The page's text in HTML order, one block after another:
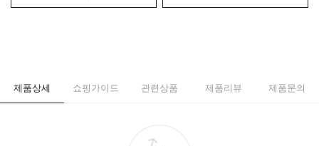
제품상세 쇼핑가이드 관련상품 제품리뷰 제품문의